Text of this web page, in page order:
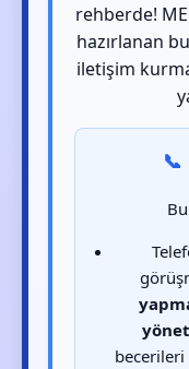
rehberde!
hazırlanan
iletişim
becerileri